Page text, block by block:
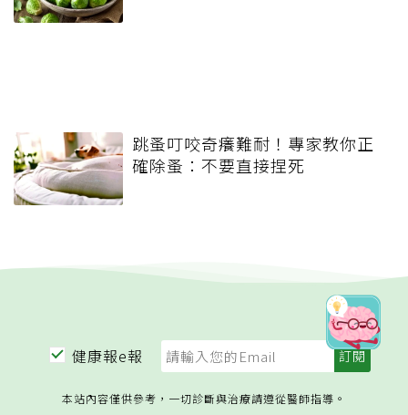
跳蚤叮咬奇癢難耐！專家教你正
確除蚤：不要直接捏死
健康報e報
本站內容僅供參考，一切診斷與治療請遵從醫師指導。